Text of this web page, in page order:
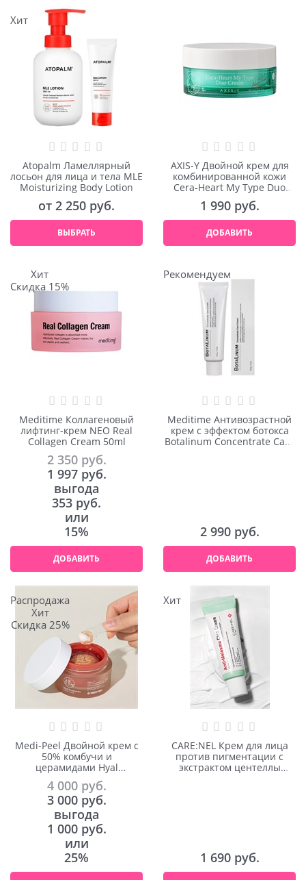
Хит
Atopalm Ламеллярный
лосьон для лица и тела MLE
Moisturizing Body Lotion
от 2 250 руб.
ВЫБРАТЬ
AXIS-Y Двойной крем для
комбинированной кожи
Cera-Heart My Type Duo
Cream 60ml
1 990 руб.
ДОБАВИТЬ
Хит
Скидка 15%
Meditime Коллагеновый
лифтинг-крем NEO Real
Collagen Cream 50ml
2 350 руб.
1 997 руб.
выгода
353 руб.
или
15%
ДОБАВИТЬ
Рекомендуем
Meditime Антивозрастной
крем с эффектом ботокса
Botalinum Concentrate Care
2 990 руб.
ДОБАВИТЬ
Распродажа
Хит
Скидка 25%
Medi-Peel Двойной крем с
50% комбучи и
церамидами Hyal
Kombucha Tea-Tox Cream
50ml
4 000 руб.
3 000 руб.
выгода
1 000 руб.
или
25%
Хит
CARE:NEL Крем для лица
против пигментации с
экстрактом центеллы
1 690 руб.